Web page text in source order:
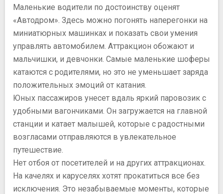
Маленькие водители по достоинству оценят
«Автодром». Здесь можно погонять наперегонки на
миниатюрных машинках и показать свои умения
управлять автомобилем. Аттракцион обожают и
мальчишки, и девчонки. Самые маленькие шоферы
катаются с родителями, но это не уменьшает заряда
положительных эмоций от катания.
Юных пассажиров унесет вдаль яркий паровозик с
удобными вагончиками. Он загружается на главной
станции и катает малышей, которые с радостными
возгласами отправляются в увлекательное
путешествие.
Нет отбоя от посетителей и на других аттракционах.
На качелях и каруселях хотят прокатиться все без
исключения. Это незабываемые моменты, которые